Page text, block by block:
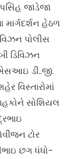
જાડેજા
માર્ગદર્શન હેઠળ
પોલીસ
ડિવિઝન
ડી..જી.
વિસ્તારોમાં
સોશિયલ
ટોર
છગ ધંધો-